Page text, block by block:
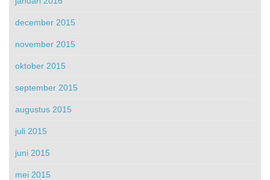
december 2015
november 2015
oktober 2015
september 2015
augustus 2015
juli 2015
juni 2015
mei 2015